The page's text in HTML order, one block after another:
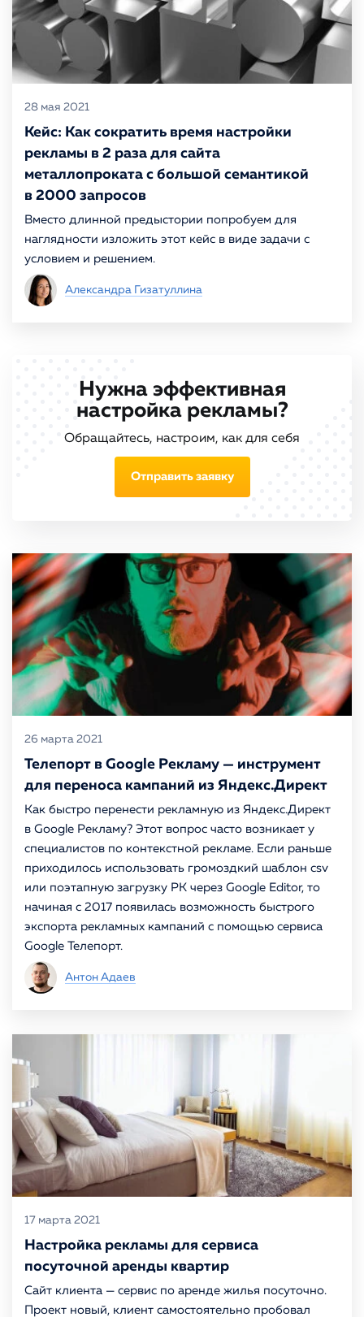
28 мая 2021
Кейс: Как сократить время настройки
рекламы в 2 раза для сайта
металлопроката с большой семантикой
в 2000 запросов
Вместо длинной предыстории попробуем для
наглядности изложить этот кейс в виде задачи с
условием и решением.
Александра Гизатуллина
Нужна эффективная
настройка рекламы?
Обращайтесь, настроим, как для себя
Отправить заявку
26 марта 2021
Телепорт в Google Рекламу — инструмент
для переноса кампаний из Яндекс.Директ
Как быстро перенести рекламную из Яндекс.Директ
в Google Рекламу? Этот вопрос часто возникает у
специалистов по контекстной рекламе. Если раньше
приходилось использовать громоздкий шаблон csv
или поэтапную загрузку РК через Google Editor, то
начиная с 2017 появилась возможность быстрого
экспорта рекламных кампаний с помощью сервиса
Google Телепорт.
Антон Адаев
17 марта 2021
Настройка рекламы для сервиса
посуточной аренды квартир
Сайт клиента — сервис по аренде жилья посуточно.
Проект новый, клиент самостоятельно пробовал